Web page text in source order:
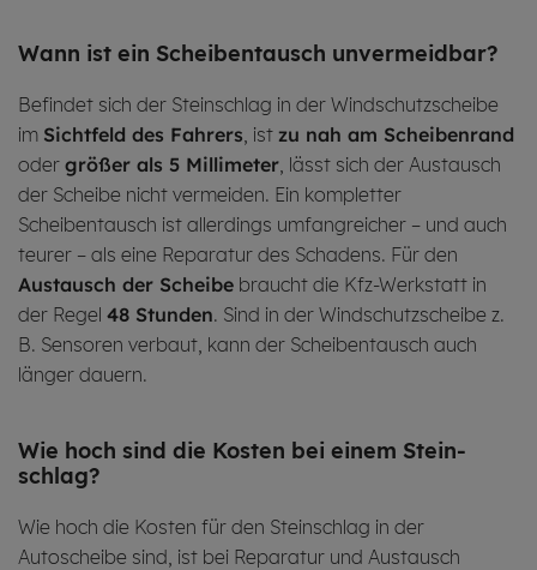
Wann ist ein Schei­ben­tausch unver­meidbar?
Befindet sich der Steinschlag in der Windschutzscheibe
im Sichtfeld des Fahrers, ist zu nah am Scheibenrand
oder größer als 5 Millimeter, lässt sich der Austausch
der Scheibe nicht vermeiden. Ein kompletter
Scheibentausch ist allerdings umfangreicher – und auch
teurer – als eine Reparatur des Schadens. Für den
Austausch der Scheibe braucht die Kfz-Werkstatt in
der Regel 48 Stunden. Sind in der Windschutzscheibe z.
B. Sensoren verbaut, kann der Scheibentausch auch
länger dauern.
Wie hoch sind die Kos­ten bei einem Stein­
schlag?
Wie hoch die Kosten für den Steinschlag in der
Autoscheibe sind, ist bei Reparatur und Austausch